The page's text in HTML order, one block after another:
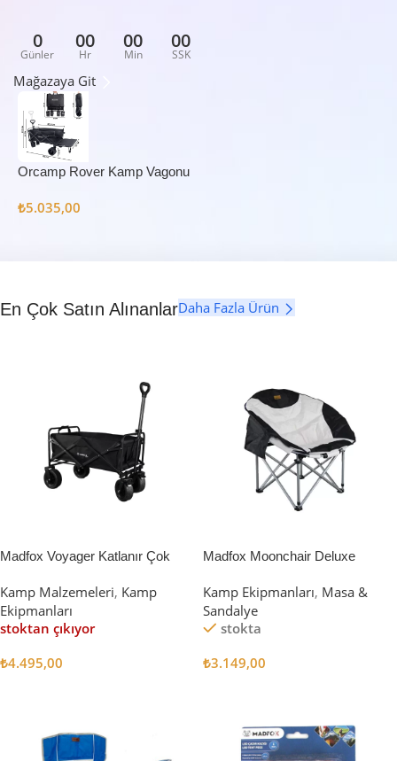
0
Günler
00
Hr
00
Min
00
SSK
Mağazaya Git
Orcamp Rover Kamp Vagonu
₺5.035,00
En Çok Satın AlınanlarDaha Fazla Ürün
Madfox Voyager Katlanır Çok
[Vagon] BLACK
Kamp Malzemeleri, Kamp
Ekipmanları
stoktan çıkıyor
₺4.495,00
Madfox Moonchair Deluxe
Siyah/Gri
Kamp Ekipmanları, Masa &
Sandalye
stokta
₺3.149,00